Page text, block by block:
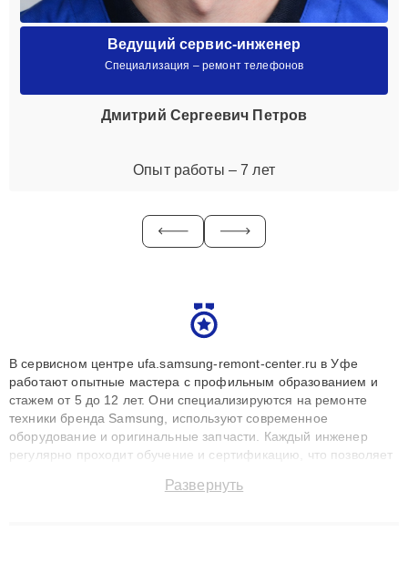
Ведущий сервис-инженер
Специализация – ремонт телефонов
Дмитрий Сергеевич Петров
Опыт работы – 7 лет
В сервисном центре ufa.samsung-remont-center.ru в Уфе
работают опытные мастера с профильным образованием и
стажем от 5 до 12 лет. Они специализируются на ремонте
техники бренда Samsung, используют современное
оборудование и оригинальные запчасти. Каждый инженер
регулярно проходит обучение и сертификацию, что позволяет
технику с сохранением гарантии до 3 лет. Наши мастера
Развернуть